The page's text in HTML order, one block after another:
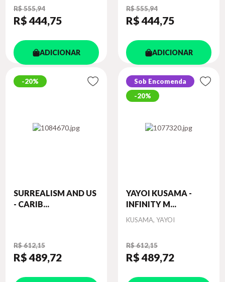
R$ 555,94
R$ 444,75
ADICIONAR
R$ 555,94
R$ 444,75
ADICIONAR
20%
SURREALISM AND US
- CARIB...
R$ 612,15
R$ 489,72
Sob Encomenda
20%
YAYOI KUSAMA -
INFINITY M...
Autor
KUSAMA, YAYOI
R$ 612,15
R$ 489,72